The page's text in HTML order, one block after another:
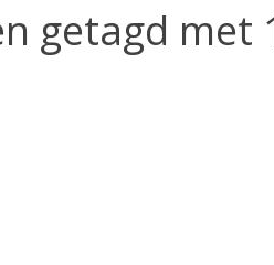
getagd met